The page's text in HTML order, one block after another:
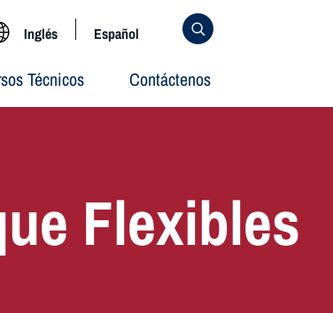
Inglés Español
Técnicos Contáctenos
Flexibles